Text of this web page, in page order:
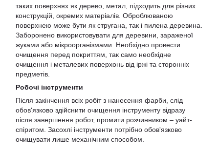
таких поверхнях як дерево, метал, підходить для різних
конструкцій, окремих матеріалів. Оброблюваною
поверхнею може бути як стругана, так і пилена деревина.
Заборонено використовувати для деревини, зараженої
жуками або мікроорганізмами. Необхідно провести
очищення перед покриттям, так само необхідне
очищення і металевих поверхонь від іржі та сторонніх
предметів.
Робочі інструменти
Після закінчення всіх робіт з нанесення фарби, слід
обов'язково здійснити очищення інструменту відразу
після завершення робот, промити розчинником – уайт-
спіритом. Засохлі інструменти потрібно обов'язково
очищувати лише механічним способом.